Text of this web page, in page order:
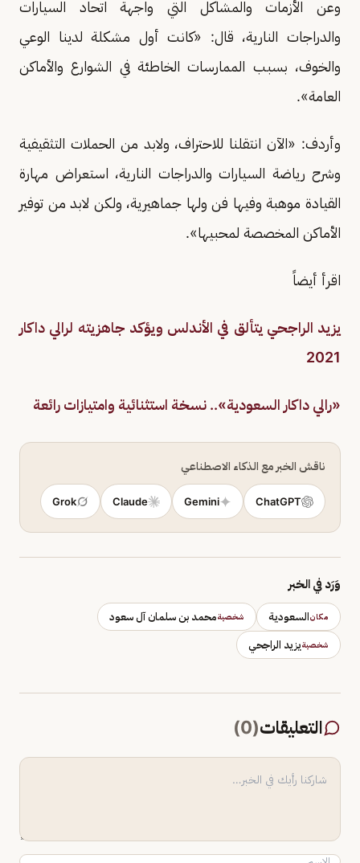
وعن الأزمات والمشاكل التي واجهة اتحاد السيارات
والدراجات النارية، قال: «كانت أول مشكلة لدينا الوعي
والخوف، بسبب الممارسات الخاطئة في الشوارع والأماكن
العامة».
وأردف: «الآن انتقلنا للاحتراف، ولابد من الحملات التثقيفية
وشرح رياضة السيارات والدراجات النارية، استعراض مهارة
القيادة موهبة وفيها فن ولها جماهيرية، ولكن لابد من توفير
الأماكن المخصصة لمحبيها».
اقرأ أيضاً
يزيد الراجحي يتألق في الأندلس ويؤكد جاهزيته لرالي داكار
2021
«رالي داكار السعودية».. نسخة استثنائية وامتيازات رائعة
ناقش الخبر مع الذكاء الاصطناعي
ChatGPT
Gemini
Claude
Grok
وَرَد في الخبر
مكانالسعودية شخصيةمحمد بن سلمان آل سعود
شخصيةيزيد الراجحي
التعليقات(
0
)